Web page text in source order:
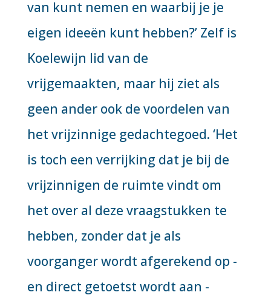
van kunt nemen en waarbij je je
eigen ideeën kunt hebben?’ Zelf is
Koelewijn lid van de
vrijgemaakten, maar hij ziet als
geen ander ook de voordelen van
het vrijzinnige gedachtegoed. ‘Het
is toch een verrijking dat je bij de
vrijzinnigen de ruimte vindt om
het over al deze vraagstukken te
hebben, zonder dat je als
voorganger wordt afgerekend op -
en direct getoetst wordt aan -